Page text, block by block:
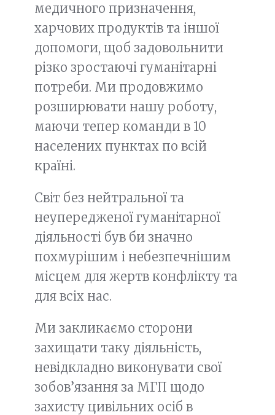
медичного призначення,
харчових продуктів та іншої
допомоги, щоб задовольнити
різко зростаючі гуманітарні
потреби. Ми продовжимо
розширювати нашу роботу,
маючи тепер команди в 10
населених пунктах по всій
країні.
Світ без нейтральної та
неупередженої гуманітарної
діяльності був би значно
похмурішим і небезпечнішим
місцем для жертв конфлікту та
для всіх нас.
Ми закликаємо сторони
захищати таку діяльність,
невідкладно виконувати свої
зобов’язання за МГП щодо
захисту цивільних осіб в